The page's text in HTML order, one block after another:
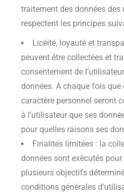
traitement des données
respectent les principes
Licéité, loyauté et
peuvent être collectées et
consentement de
données. A chaque fois que
caractère personnel seront
à l’utilisateur que ses
pour quelles raisons ses
Finalités limitées : la
données sont exécutés
plusieurs objectifs
conditions générales